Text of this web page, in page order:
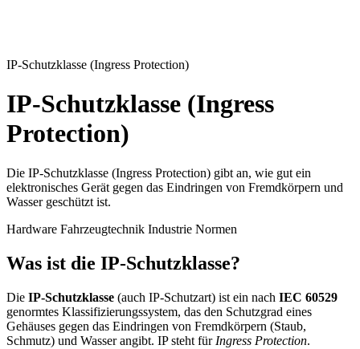
IP-Schutzklasse (Ingress Protection)
IP-Schutzklasse (Ingress
Protection)
Die IP-Schutzklasse (Ingress Protection) gibt an, wie gut ein
elektronisches Gerät gegen das Eindringen von Fremdkörpern und
Wasser geschützt ist.
Hardware Fahrzeugtechnik Industrie Normen
Was ist die IP-Schutzklasse?
Die IP-Schutzklasse (auch IP-Schutzart) ist ein nach IEC 60529
genormtes Klassifizierungssystem, das den Schutzgrad eines
Gehäuses gegen das Eindringen von Fremdkörpern (Staub,
Schmutz) und Wasser angibt. IP steht für Ingress Protection.